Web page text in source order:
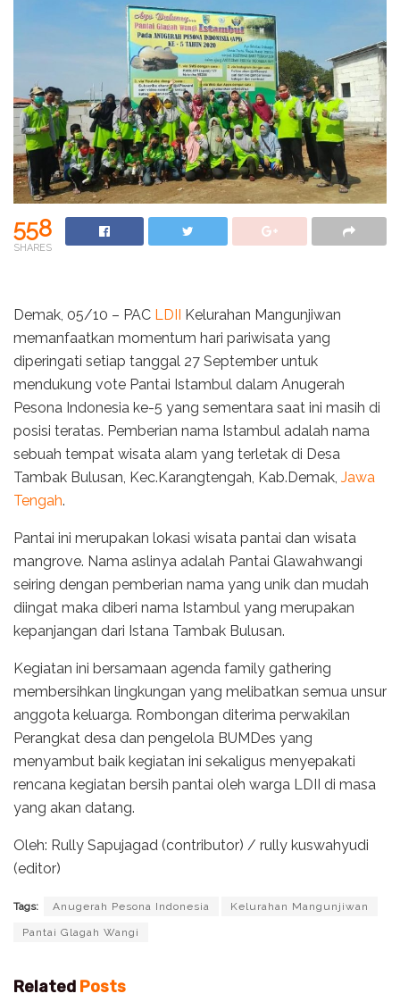
558
SHARES
Demak, 05/10 – PAC LDII
Kelurahan Mangunjiwan
memanfaatkan momentum hari pariwisata yang
diperingati setiap tanggal 27 September untuk
mendukung vote Pantai Istambul dalam Anugerah
Pesona Indonesia ke-5 yang sementara saat ini masih di
posisi teratas. Pemberian nama Istambul adalah nama
sebuah tempat wisata alam yang terletak di Desa
Tambak Bulusan, Kec.Karangtengah, Kab.Demak, Jawa
Tengah.
Pantai ini merupakan lokasi wisata pantai dan wisata
mangrove. Nama aslinya adalah Pantai Glawahwangi
seiring dengan pemberian nama yang unik dan mudah
diingat maka diberi nama Istambul yang merupakan
kepanjangan dari Istana Tambak Bulusan.
Kegiatan ini bersamaan agenda family gathering
membersihkan lingkungan yang melibatkan semua unsur
anggota keluarga. Rombongan diterima perwakilan
Perangkat desa dan pengelola BUMDes yang
menyambut baik kegiatan ini sekaligus menyepakati
rencana kegiatan bersih pantai oleh warga LDII di masa
yang akan datang.
Oleh: Rully Sapujagad (contributor) / rully kuswahyudi
(editor)
Tags: Anugerah Pesona Indonesia Kelurahan Mangunjiwan
Pantai Glagah Wangi
Related Posts